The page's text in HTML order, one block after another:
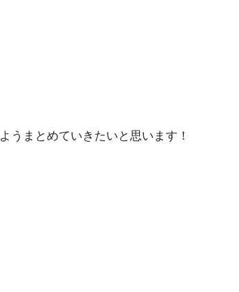
ようまとめていきたいと思います！